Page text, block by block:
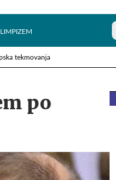
tekmovanja
po